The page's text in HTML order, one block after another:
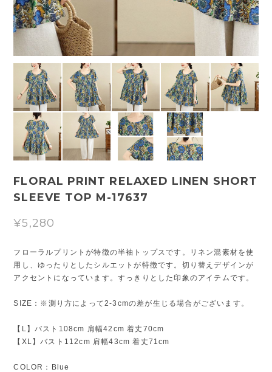
FLORAL PRINT RELAXED LINEN SHORT
SLEEVE TOP M-17637
¥5,280
フローラルプリントが特徴の半袖トップスです。リネン混素材を使
用し、ゆったりとしたシルエットが特徴です。切り替えデザインが
アクセントになっています。すっきりとした印象のアイテムです。
SIZE：※測り方によって2-3cmの差が生じる場合がございます。
【L】バスト108cm 肩幅42cm 着丈70cm
【XL】バスト112cm 肩幅43cm 着丈71cm
COLOR：Blue